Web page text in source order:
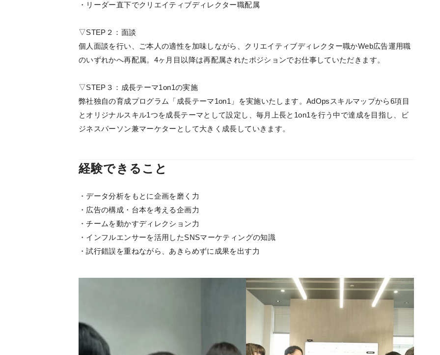
・リーダー直下でクリエイティブディレクター職配属
▽STEP２：面談
個人面談を行い、ご本人の適性を加味しながら、クリエイティブディレクター職かWeb広告運用職
のいずれかへ再配属。4ヶ月目以降は再配属されたポジションでお仕事していただきます。
▽STEP３：成長テーマ1on1の実施
弊社独自の育成プログラム「成長テーマ1on1」を実施いたします。AdOpsスキルマップから6項目
とオリジナルスキル1つを成長テーマとして設定し、毎月上長と1on1を行う中で達成を目指し、ビ
ジネスパーソン兼マーケターとして大きく成長していきます。
経験できること
・データ分析をもとに企画を磨く力
・広告の構成・台本を考える企画力
・チームを動かすディレクション力
・インフルエンサーを活用したSNSマーケティングの知識
・試行錯誤を重ねながら、あきらめずに成果を出す力